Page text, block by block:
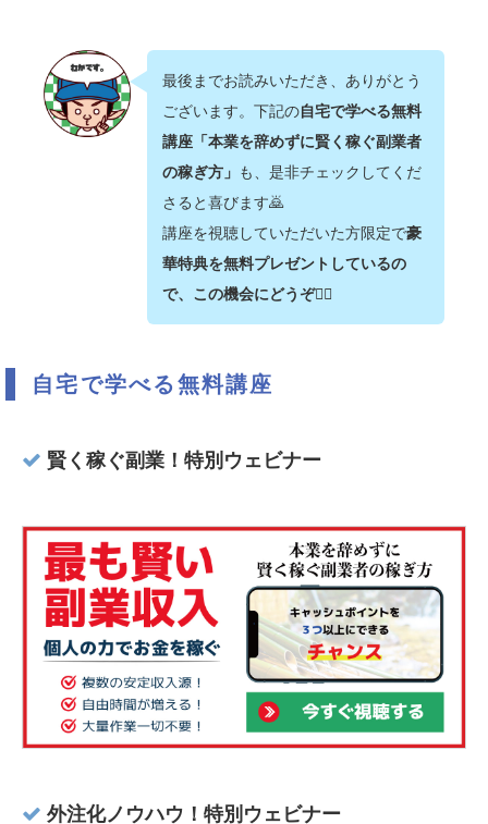
最後までお読みいただき、ありがとう
ございます。下記の自宅で学べる無料
講座「本業を辞めずに賢く稼ぐ副業者
の稼ぎ方」 も、是非チェックしてくだ
さると喜びます🙇‍
講座を視聴していただいた方限定で豪
華特典を無料プレゼントしているの
で、この機会にどうぞ💁‍♂️
自宅で学べる無料講座
賢く稼ぐ副業！特別ウェビナー
外注化ノウハウ！特別ウェビナー